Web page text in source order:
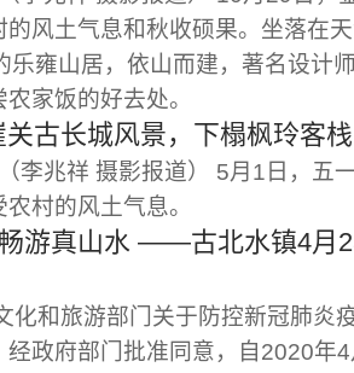
的风土气息和秋收硕果。坐落在
乐雍山居，依山而建，著名设计
家饭的好去处。
古长城风景，下榻枫玲客栈
李兆祥 摄影报道） 5月1日，五
村的风土气息。
畅游真山水 ——古北水镇4月
化和旅游部门关于防控新冠肺炎
经政府部门批准同意，自2020年